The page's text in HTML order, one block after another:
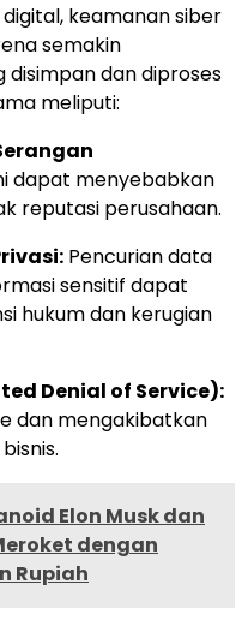
keamanan siber
semakin
disimpan dan diproses
meliputi:
dapat menyebabkan
reputasi perusahaan.
Pencurian data
sensitif dapat
hukum dan kerugian
Denial of Service):
dan mengakibatkan
Elon Musk dan
dengan
Rupiah